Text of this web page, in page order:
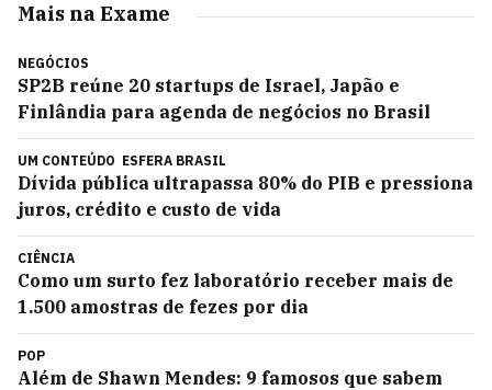
Mais na Exame
NEGÓCIOS
SP2B reúne 20 startups de Israel, Japão e
Finlândia para agenda de negócios no Brasil
UM CONTEÚDO ESFERA BRASIL
Dívida pública ultrapassa 80% do PIB e pressiona
juros, crédito e custo de vida
CIÊNCIA
Como um surto fez laboratório receber mais de
1.500 amostras de fezes por dia
POP
Além de Shawn Mendes: 9 famosos que sabem